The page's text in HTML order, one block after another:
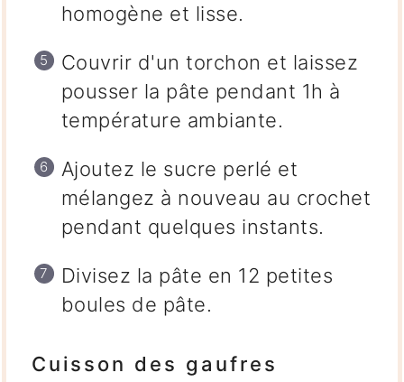
homogène et lisse.
Couvrir d'un torchon et laissez
pousser la pâte pendant 1h à
température ambiante.
Ajoutez le sucre perlé et
mélangez à nouveau au crochet
pendant quelques instants.
Divisez la pâte en 12 petites
boules de pâte.
Cuisson des gaufres